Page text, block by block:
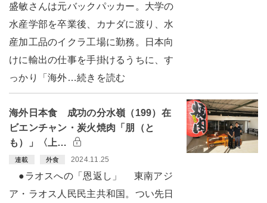
盛敏さんは元バックパッカー。大学の
水産学部を卒業後、カナダに渡り、水
産加工品のイクラ工場に勤務。日本向
けに輸出の仕事を手掛けるうちに、す
っかり「海外…続きを読む
海外日本食 成功の分水嶺（199）在
ビエンチャン・炭火焼肉「朋（と
も）」〈上…
連載 外食 2024.11.25
●ラオスへの「恩返し」 東南アジ
ア・ラオス人民民主共和国。つい先日